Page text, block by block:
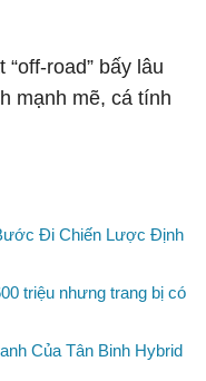
road” bấy lâu
mạnh mẽ, cá tính
Đi Chiến Lược Định
triệu nhưng trang bị có
Của Tân Binh Hybrid